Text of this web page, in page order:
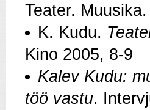
Teater.
K. Kudu.
Kino 2005, 8-9
Kalev Kudu:
töö vastu.